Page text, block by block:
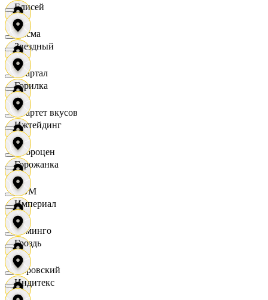
Дисма
Квартал
Квартет вкусов
Доброцен
ДОМ
Доминго
Кировский
Елисей
Звездный
Горилка
Ижтейдинг
Горожанка
Империал
Гроздь
Индитекс